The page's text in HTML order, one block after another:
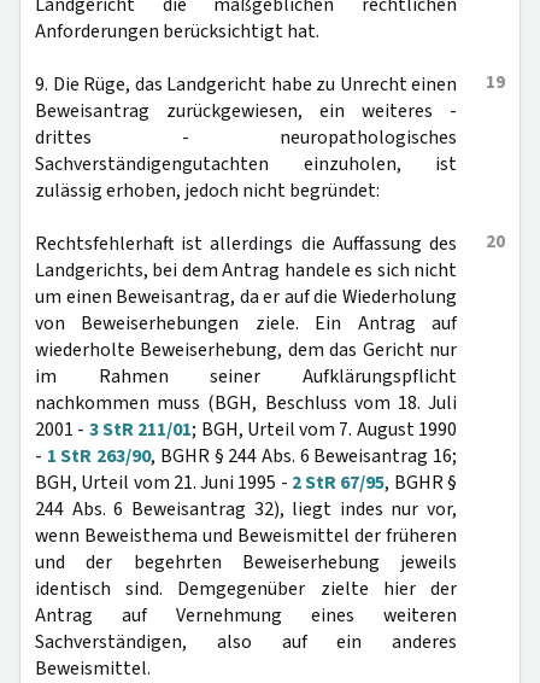
Anforderungen berücksichtigt hat.
19
9. Die Rüge, das Landgericht habe zu Unrecht einen
Beweisantrag zurückgewiesen, ein weiteres -
drittes - neuropathologisches
Sachverständigengutachten einzuholen, ist
zulässig erhoben, jedoch nicht begründet:
20
Rechtsfehlerhaft ist allerdings die Auffassung des
Landgerichts, bei dem Antrag handele es sich nicht
um einen Beweisantrag, da er auf die Wiederholung
von Beweiserhebungen ziele. Ein Antrag auf
wiederholte Beweiserhebung, dem das Gericht nur
im Rahmen seiner Aufklärungspflicht
nachkommen muss (BGH, Beschluss vom 18. Juli
2001 - 3 StR 211/01; BGH, Urteil vom 7. August 1990
- 1 StR 263/90, BGHR § 244 Abs. 6 Beweisantrag 16;
BGH, Urteil vom 21. Juni 1995 - 2 StR 67/95, BGHR §
244 Abs. 6 Beweisantrag 32), liegt indes nur vor,
wenn Beweisthema und Beweismittel der früheren
und der begehrten Beweiserhebung jeweils
identisch sind. Demgegenüber zielte hier der
Antrag auf Vernehmung eines weiteren
Sachverständigen, also auf ein anderes
Beweismittel.